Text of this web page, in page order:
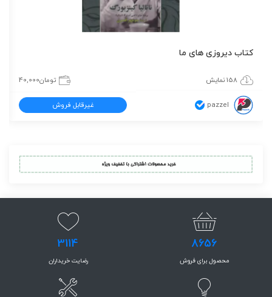
کتاب دیروزی های ما
158 نمایش تومان40,000
pazzel غیرقابل فروش
8656
محصول برای فروش
3114
رضایت خریداران